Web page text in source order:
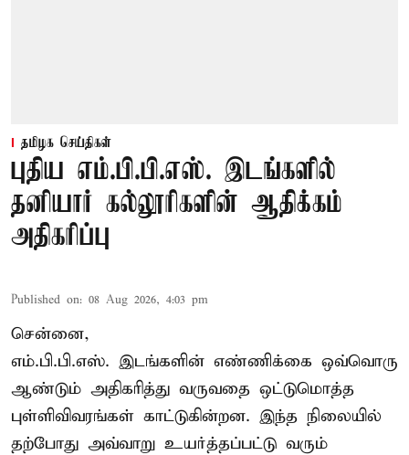
தமிழக செய்திகள்
புதிய எம்.பி.பி.எஸ். இடங்களில்
தனியார் கல்லூரிகளின் ஆதிக்கம்
அதிகரிப்பு
Published on: 08 Aug 2026, 4:03 pm
சென்னை,
எம்.பி.பி.எஸ். இடங்களின் எண்ணிக்கை ஒவ்வொரு
ஆண்டும் அதிகரித்து வருவதை ஒட்டுமொத்த
புள்ளிவிவரங்கள் காட்டுகின்றன. இந்த நிலையில்
தற்போது அவ்வாறு உயர்த்தப்பட்டு வரும்